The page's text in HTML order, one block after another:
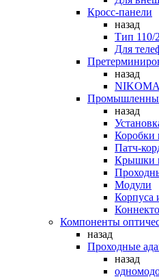
Кросс-панели
назад
Тип 110/
Для
назад
назад
Коробки
Патч-
Крышки
Модули
Корпуса
Компоненты
назад
Проходные
назад